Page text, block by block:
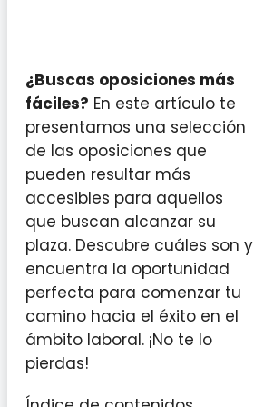
¿Buscas oposiciones más
fáciles? En este artículo te
presentamos una selección
de las oposiciones que
pueden resultar más
accesibles para aquellos
que buscan alcanzar su
plaza. Descubre cuáles son y
encuentra la oportunidad
perfecta para comenzar tu
camino hacia el éxito en el
ámbito laboral. ¡No te lo
pierdas!